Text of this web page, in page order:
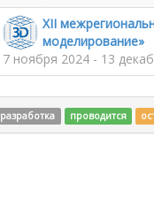
XII
моделирование»
7 ноября 2024 - 13
разработка проводится